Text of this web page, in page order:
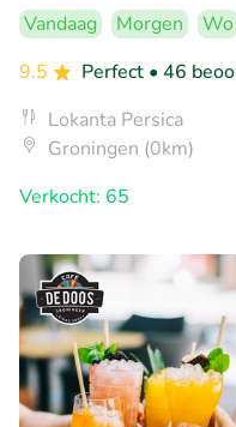
Vandaag Morgen Wo
9.5
Perfect • 46
Lokanta Persica
Groningen (0km)
Verkocht: 65